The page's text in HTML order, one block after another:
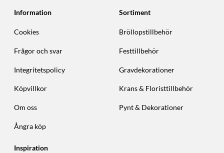
Information
Cookies
Frågor och svar
Integritetspolicy
Köpvillkor
Om oss
Ångra köp
Sortiment
Bröllopstillbehör
Festtillbehör
Gravdekorationer
Krans & Floristtillbehör
Pynt & Dekorationer
Inspiration